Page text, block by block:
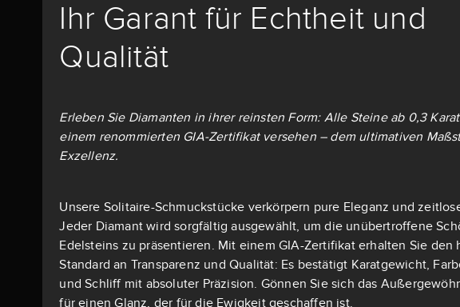
Ihr Garant für Echtheit und
Qualität
Erleben Sie Diamanten in ihrer reinsten Form: Alle Steine ab 0,3
einem renommierten GIA-Zertifikat versehen – dem ultimativen
Exzellenz.
Unsere Solitaire-Schmuckstücke verkörpern pure Eleganz und
Jeder Diamant wird sorgfältig ausgewählt, um die unübertroffene
Edelsteins zu präsentieren. Mit einem GIA-Zertifikat erhalten Sie den
Standard an Transparenz und Qualität: Es bestätigt Karatgewicht,
und Schliff mit absoluter Präzision. Gönnen Sie sich das
für einen Glanz, der für die Ewigkeit geschaffen ist.